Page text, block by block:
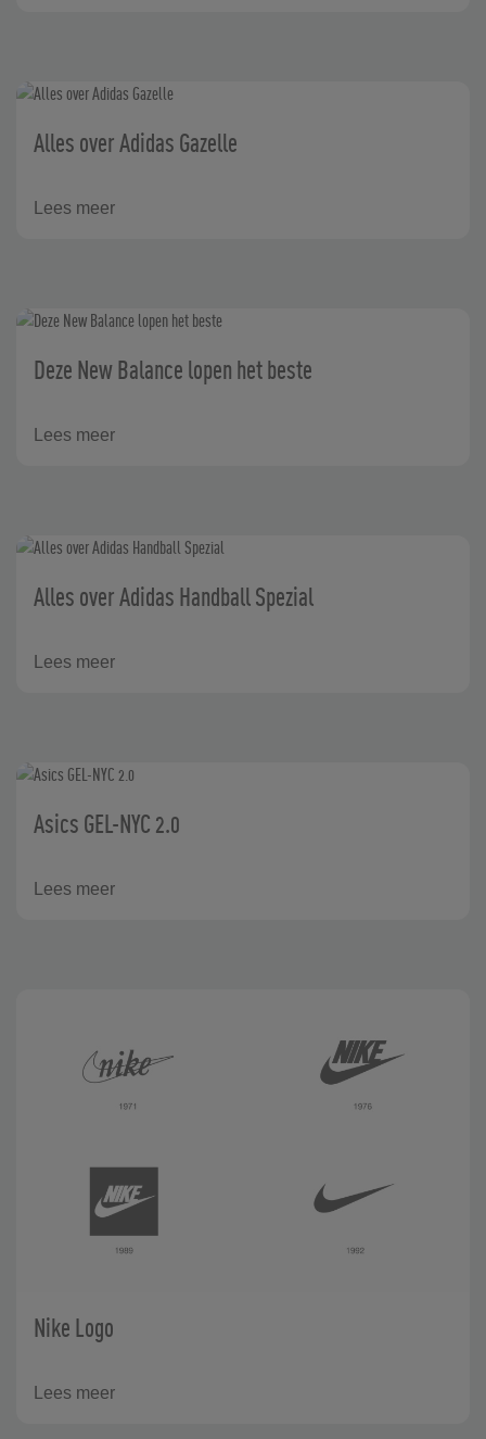
Alles over Adidas Gazelle
Lees meer
Deze New Balance lopen het beste
Lees meer
Alles over Adidas Handball Spezial
Lees meer
Asics GEL-NYC 2.0
Lees meer
Nike Logo
Lees meer